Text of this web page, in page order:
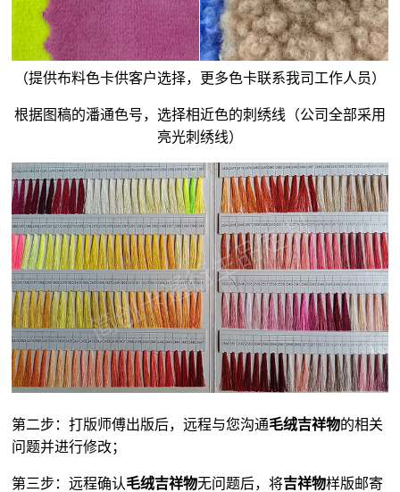
（提供布料色卡供客户选择，更多色卡联系我司工作人员）
根据图稿的潘通色号，选择相近色的刺绣线（公司全部采用
亮光刺绣线）
第二步：打版师傅出版后，远程与您沟通毛绒吉祥物的相关
问题并进行修改；
第三步：远程确认毛绒吉祥物无问题后，将吉祥物样版邮寄